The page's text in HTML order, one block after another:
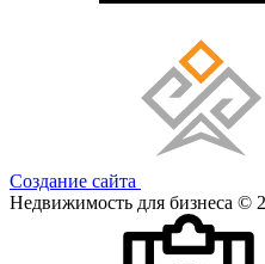
Создание сайта
Недвижимость для бизнеса ©